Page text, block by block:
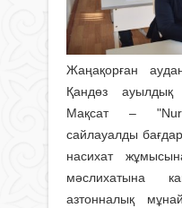
Жаңақорған
Қандөз ауылдық
Мақсат –
сайлауалды
насихат
мәслихатына
азтонналық